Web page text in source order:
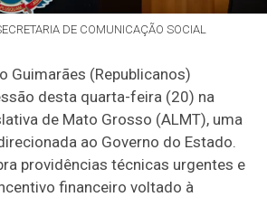
DE COMUNICAÇÃO SOCIAL
Guimarães (Republicanos)
desta quarta-feira (20) na
de Mato Grosso (ALMT), uma
ao Governo do Estado.
providências técnicas urgentes e
financeiro voltado à